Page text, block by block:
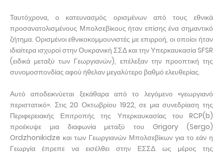
Ταυτόχρονα, ο κατευνασμός ορισμένων από τους εθνικά
προσανατολισμένους Μπολσεβίκους ήταν επίσης ένα σημαντικό
ζήτημα. Ορισμένοι εθνικοκομμουνιστές με επιρροή, οι οποίοι ήταν
ιδιαίτερα ισχυροί στην Ουκρανική ΣΣΔ και την Υπερκαυκασία SFSR
(ειδικά μεταξύ των Γεωργιανών), επέλεξαν την προοπτική της
συνομοσπονδίας αφού ήθελαν μεγαλύτερο βαθμό ελευθερίας.
Αυτό αποδεικνύεται ξεκάθαρα από το λεγόμενο «γεωργιανό
περιστατικό». Στις 20 Οκτωβρίου 1922, σε μια συνεδρίαση της
Περιφερειακής Επιτροπής της Υπερκαυκασίας του RCP(b)
προέκυψε μια διαφωνία μεταξύ του Grigory (Sergo)
Ordzhonikidze και των Γεωργιανών Μπολσεβίκων για το εάν η
Γεωργία έπρεπε να εισέλθει στην ΕΣΣΔ ως μέρος της